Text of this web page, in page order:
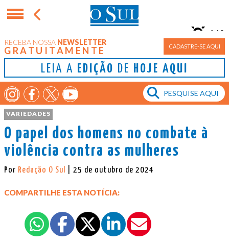
RECEBA NOSSA NEWSLETTER
GRATUITAMENTE CADASTRE-SE AQUI
LEIA A EDIÇÃO DE HOJE AQUI
Porto Alegre
11°
VARIEDADES
O papel dos homens no combate à
violência contra as mulheres
Por Redação O Sul | 25 de outubro de 2024
COMPARTILHE ESTA NOTÍCIA: